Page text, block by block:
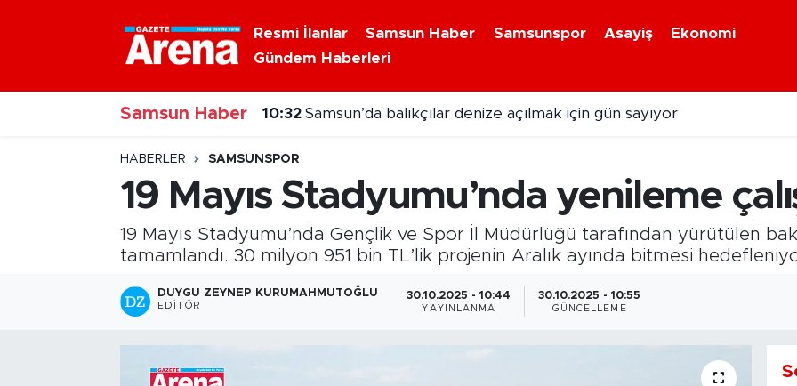
Resmi İlanlar Samsun Haber Samsunspor Asayiş
Ekonomi
Gündem Haberleri
Samsun Haber
10:29 NebiyanFest’te unutulmaz Selçuk Balcı sahnesi
HABERLER SAMSUNSPOR
19 Mayıs Stadyumu’nda yenileme
19 Mayıs Stadyumu’nda Gençlik ve Spor İl Müdürlüğü tarafından yürütülen
tamamlandı. 30 milyon 951 bin TL’lik projenin Aralık ayında bitmesi
DUYGU ZEYNEP KURUMAHMUTOĞLU
EDITÖR
30.10.2025 - 10:44
YAYINLANMA
30.10.2025 - 10:55
GÜNCELLEME
Nöbetçi Eczaneler
Hava Durumu
Samsun Namaz Vakitleri
Trafik Durumu
Süper Lig Puan Durumu ve Fikstür
Tüm Manşetler